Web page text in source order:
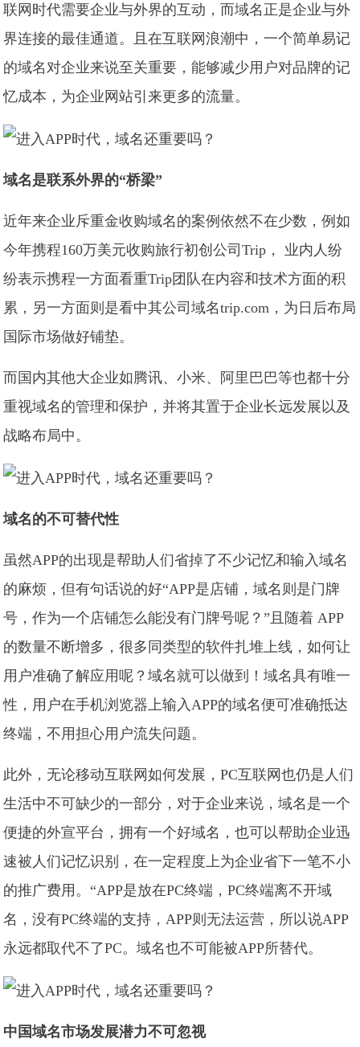
联网时代需要企业与外界的互动，而域名正是企业与外
界连接的最佳通道。且在互联网浪潮中，一个简单易记
的域名对企业来说至关重要，能够减少用户对品牌的记
忆成本，为企业网站引来更多的流量。
域名是联系外界的“桥梁”
近年来企业斥重金收购域名的案例依然不在少数，例如
今年携程160万美元收购旅行初创公司Trip， 业内人纷
纷表示携程一方面看重Trip团队在内容和技术方面的积
累，另一方面则是看中其公司域名trip.com，为日后布局
国际市场做好铺垫。
而国内其他大企业如腾讯、小米、阿里巴巴等也都十分
重视域名的管理和保护，并将其置于企业长远发展以及
战略布局中。
域名的不可替代性
虽然APP的出现是帮助人们省掉了不少记忆和输入域名
的麻烦，但有句话说的好“APP是店铺，域名则是门牌
号，作为一个店铺怎么能没有门牌号呢？”且随着 APP
的数量不断增多，很多同类型的软件扎堆上线，如何让
用户准确了解应用呢？域名就可以做到！域名具有唯一
性，用户在手机浏览器上输入APP的域名便可准确抵达
终端，不用担心用户流失问题。
此外，无论移动互联网如何发展，PC互联网也仍是人们
生活中不可缺少的一部分，对于企业来说，域名是一个
便捷的外宣平台，拥有一个好域名，也可以帮助企业迅
速被人们记忆识别，在一定程度上为企业省下一笔不小
的推广费用。“APP是放在PC终端，PC终端离不开域
名，没有PC终端的支持，APP则无法运营，所以说APP
永远都取代不了PC。域名也不可能被APP所替代。
中国域名市场发展潜力不可忽视